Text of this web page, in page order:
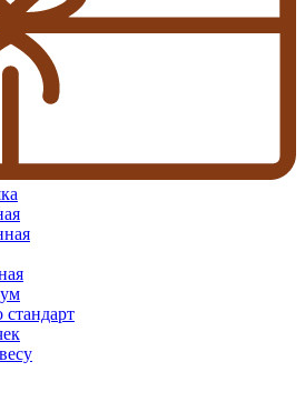
стандарт